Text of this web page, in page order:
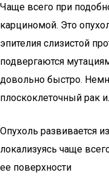
Чаще всего при
карциномой. Это
эпителия слизистой
подвергаются
довольно быстро.
плоскоклеточный рак
Опухоль развивается
локализуясь чаще
ее поверхности